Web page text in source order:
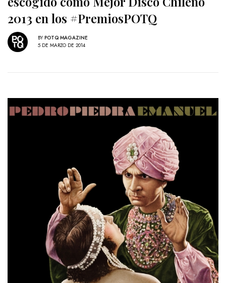
2013 en los #PremiosPOTQ
BY POTQ MAGAZINE
5 DE MARZO DE 2014